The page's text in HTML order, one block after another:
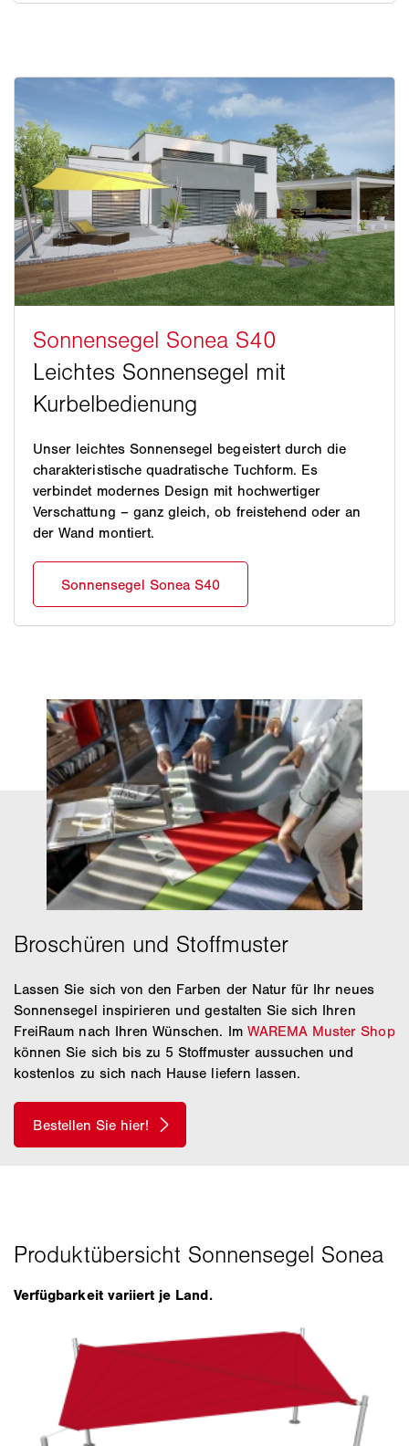
Unser leichtes Sonnensegel begeistert durch die
charakteristische quadratische Tuchform. Es
verbindet modernes Design mit hochwertiger
Verschattung – ganz gleich, ob freistehend oder an
der Wand montiert.
Lassen Sie sich von den Farben der Natur für Ihr neues
Sonnensegel inspirieren und gestalten Sie sich Ihren
FreiRaum nach Ihren Wünschen. Im WAREMA Muster Shop
können Sie sich bis zu 5 Stoffmuster aussuchen und
kostenlos zu sich nach Hause liefern lassen.
Verfügbarkeit variiert je Land.